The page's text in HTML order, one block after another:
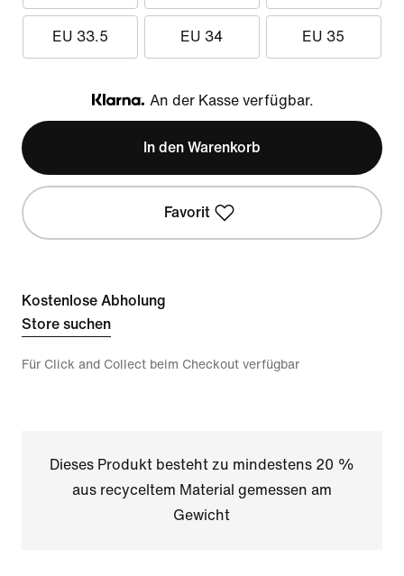
EU 33.5 EU 34 EU 35
Klarna
An der Kasse verfügbar.
In den Warenkorb
Favorit
Kostenlose Abholung
Store suchen
Für Click and Collect beim Checkout verfügbar
Dieses Produkt besteht zu mindestens 20 %
aus recyceltem Material gemessen am
Gewicht